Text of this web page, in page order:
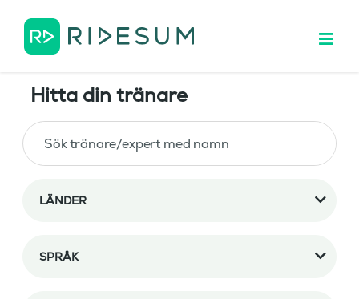
Hitta din tränare
LÄNDER
SPRÅK